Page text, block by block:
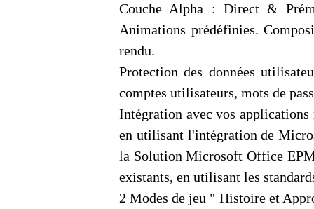
Couche Alpha : Direct &
Animations prédéfinies.
rendu.
Protection des données
comptes utilisateurs, mots de
Intégration avec vos
en utilisant l'intégration de
la Solution Microsoft Office EPM
existants, en utilisant les
2 Modes de jeu " Histoire et